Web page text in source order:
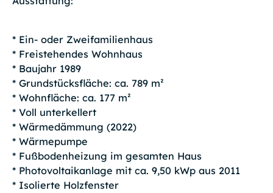
* Ein- oder Zweifamilienhaus
* Freistehendes Wohnhaus
* Baujahr 1989
* Grundstücksfläche: ca. 789 m²
* Wohnfläche: ca. 177 m²
* Voll unterkellert
* Wärmedämmung (2022)
* Wärmepumpe
* Fußbodenheizung im gesamten Haus
* Photovoltaikanlage mit ca. 9,50 kWp aus 2011
* Isolierte Holzfenster